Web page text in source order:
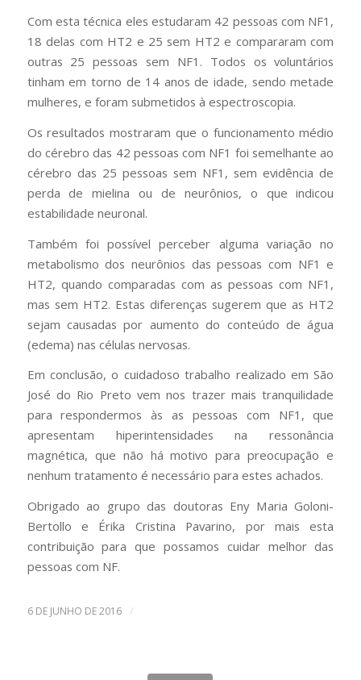
Com esta técnica eles estudaram 42 pessoas com NF1,
18 delas com HT2 e 25 sem HT2 e compararam com
outras 25 pessoas sem NF1. Todos os voluntários
tinham em torno de 14 anos de idade, sendo metade
mulheres, e foram submetidos à espectroscopia.
Os resultados mostraram que o funcionamento médio
do cérebro das 42 pessoas com NF1 foi semelhante ao
cérebro das 25 pessoas sem NF1, sem evidência de
perda de mielina ou de neurônios, o que indicou
estabilidade neuronal.
Também foi possível perceber alguma variação no
metabolismo dos neurônios das pessoas com NF1 e
HT2, quando comparadas com as pessoas com NF1,
mas sem HT2. Estas diferenças sugerem que as HT2
sejam causadas por aumento do conteúdo de água
(edema) nas células nervosas.
Em conclusão, o cuidadoso trabalho realizado em São
José do Rio Preto vem nos trazer mais tranquilidade
para respondermos às as pessoas com NF1, que
apresentam hiperintensidades na ressonância
magnética, que não há motivo para preocupação e
nenhum tratamento é necessário para estes achados.
Obrigado ao grupo das doutoras Eny Maria Goloni-
Bertollo e Érika Cristina Pavarino, por mais esta
contribuição para que possamos cuidar melhor das
pessoas com NF.
6 DE JUNHO DE 2016 /